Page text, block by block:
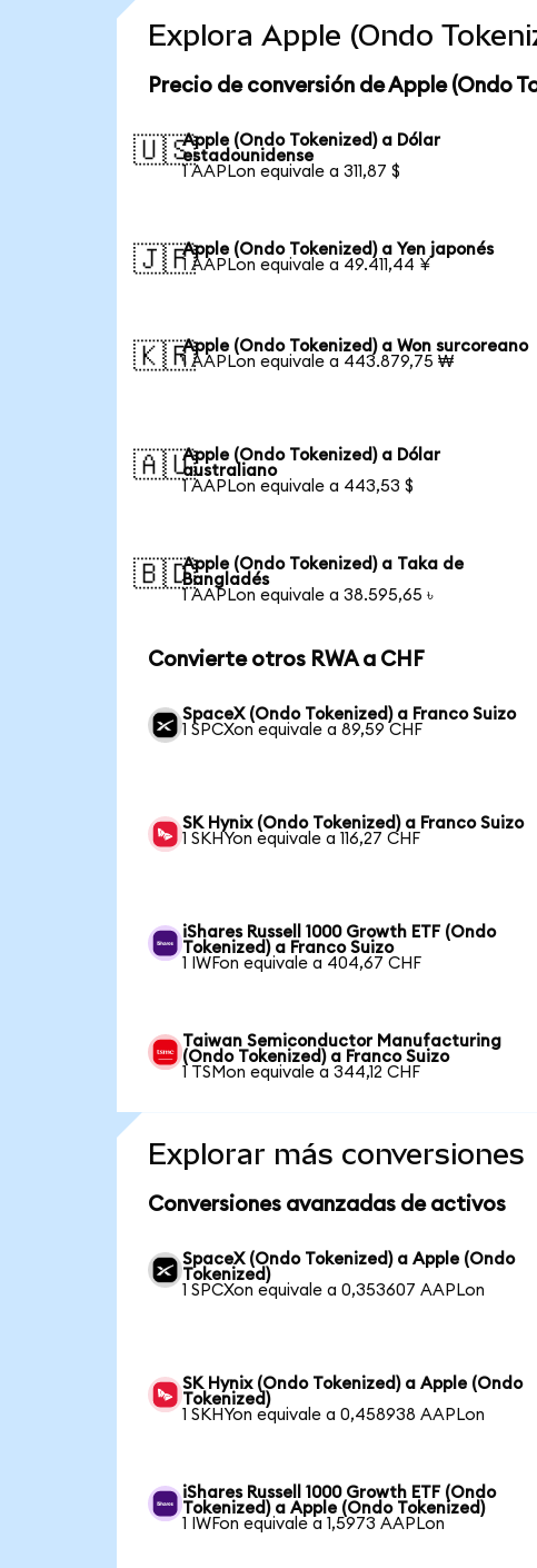
Explora Apple (Ondo
Precio de conversión de Apple (Ondo
🇺🇸Apple (Ondo Tokenized) a Dólar
estadounidense
1 AAPLon equivale a 311,87 $
🇯🇵Apple (Ondo Tokenized) a Yen japonés
1 AAPLon equivale a 49.411,44 ¥
🇰🇷Apple (Ondo Tokenized) a Won surcoreano
1 AAPLon equivale a 443.879,75 ₩
🇦🇺Apple (Ondo Tokenized) a Dólar
australiano
1 AAPLon equivale a 443,53 $
🇧🇩Apple (Ondo Tokenized) a Taka de
Bangladés
1 AAPLon equivale a 38.595,65 ৳
Convierte otros RWA a CHF
SpaceX (Ondo Tokenized) a Franco Suizo
1 SPCXon equivale a 89,59 CHF
SK Hynix (Ondo Tokenized) a Franco Suizo
1 SKHYon equivale a 116,27 CHF
iShares Russell 1000 Growth ETF (Ondo
Tokenized) a Franco Suizo
1 IWFon equivale a 404,67 CHF
Taiwan Semiconductor Manufacturing
(Ondo Tokenized) a Franco Suizo
1 TSMon equivale a 344,12 CHF
Explorar más conversiones
Conversiones avanzadas de activos
SpaceX (Ondo Tokenized) a Apple (Ondo
Tokenized)
1 SPCXon equivale a 0,353607 AAPLon
SK Hynix (Ondo Tokenized) a Apple (Ondo
Tokenized)
1 SKHYon equivale a 0,458938 AAPLon
iShares Russell 1000 Growth ETF (Ondo
Tokenized) a Apple (Ondo Tokenized)
1 IWFon equivale a 1,5973 AAPLon